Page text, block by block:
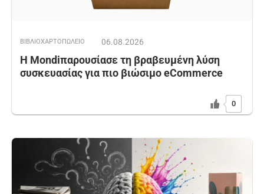
ΒΙΒΛΙΟΧΑΡΤΟΠΩΛΕΙΟ 06.08.2026
Η Mondiπαρουσίασε τη βραβευμένη λύση
συσκευασίας για πιο βιώσιμο eCommerce
0